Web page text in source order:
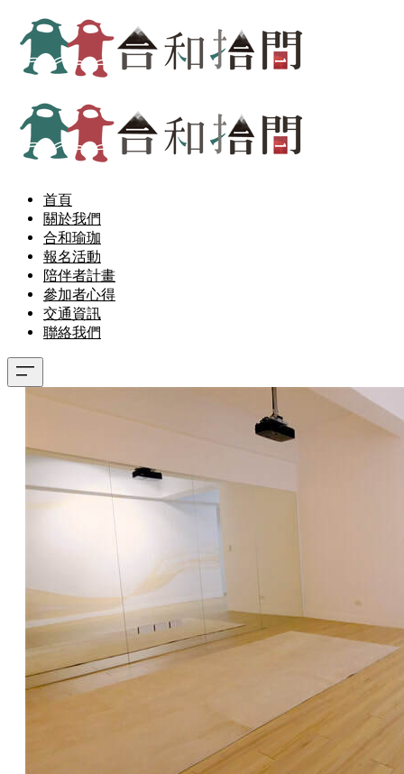
首頁
關於我們
合和瑜珈
報名活動
陪伴者計畫
參加者心得
交通資訊
聯絡我們